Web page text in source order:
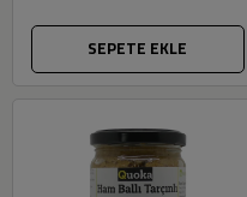
SEPETE EKLE